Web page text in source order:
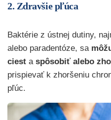
2. Zdravšie pľúca
Baktérie z ústnej dutiny,
alebo paradentóze, sa
ciest a spôsobiť alebo
prispievať k zhoršeniu
pľúc.